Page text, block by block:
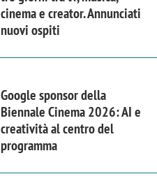
cinema e creator. Annunciati
nuovi ospiti
Google sponsor della
Biennale Cinema 2026: AI e
creatività al centro del
programma